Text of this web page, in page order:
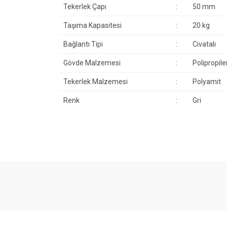
Tekerlek Çapı : 50 mm
Taşıma Kapasitesi : 20 kg
Bağlantı Tipi : Civatalı
Gövde Malzemesi :
Tekerlek Malzemesi : Polyamit
Renk : Gri